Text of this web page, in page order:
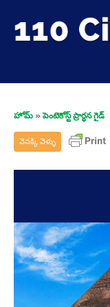
హోమ్ »పెంటెకోస్ట్ ప్రార్థన గైడ్
వెనక్కి వెళ్ళు